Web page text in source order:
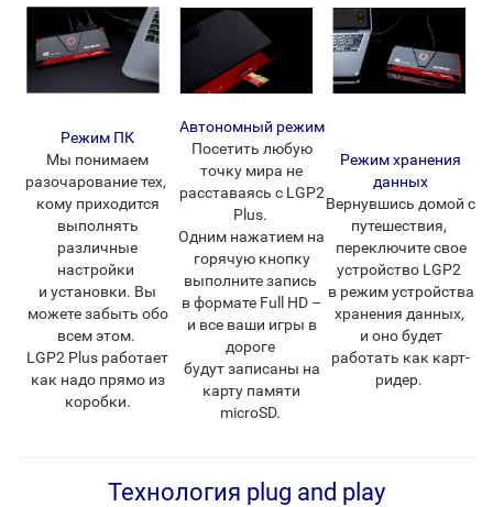
Режим ПК
Мы понимаем
разочарование тех,
кому приходится
выполнять
различные
настройки
и установки. Вы
можете забыть обо
всем этом.
LGP2 Plus работает
как надо прямо из
коробки.
Автономный режим
Посетить любую
точку мира не
расставаясь с LGP2
Plus.
Одним нажатием на
горячую кнопку
выполните запись
в формате Full HD –
и все ваши игры в
дороге
будут записаны на
карту памяти
microSD.
Режим хранения
данных
Вернувшись домой с
путешествия,
переключите свое
устройство LGP2
в режим устройства
хранения данных,
и оно будет
работать как карт-
ридер.
Технология plug and play